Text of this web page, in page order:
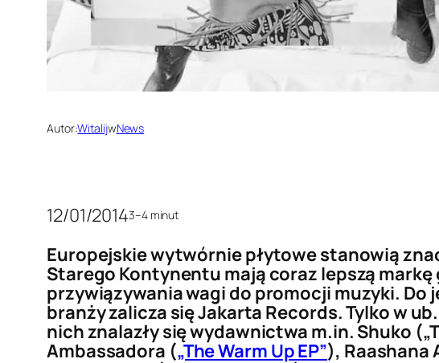
Autor:WitalijwNews
12/01/20143–4 minut
Europejskie wytwórnie płytowe stanowią
Starego Kontynentu mają coraz lepszą
przywiązywania wagi do promocji muzyki.
branży zalicza się Jakarta Records. Tylko w
nich znalazły się wydawnictwa m.in. Shuko
Ambassadora („The Warm Up EP”), Raashana